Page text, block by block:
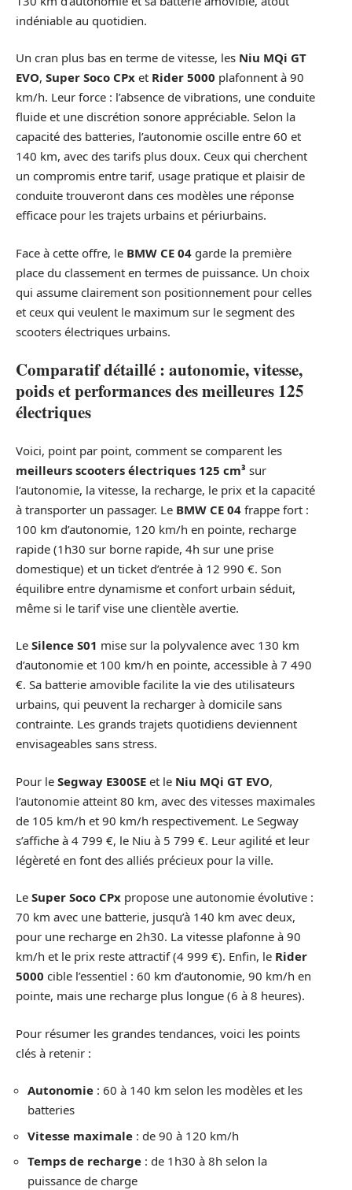
indéniable au quotidien.
Un cran plus bas en terme de vitesse, les Niu MQi GT
EVO, Super Soco CPx et Rider 5000 plafonnent à 90
km/h. Leur force : l’absence de vibrations, une conduite
fluide et une discrétion sonore appréciable. Selon la
capacité des batteries, l’autonomie oscille entre 60 et
140 km, avec des tarifs plus doux. Ceux qui cherchent
un compromis entre tarif, usage pratique et plaisir de
conduite trouveront dans ces modèles une réponse
efficace pour les trajets urbains et périurbains.
Face à cette offre, le BMW CE 04 garde la première
place du classement en termes de puissance. Un choix
qui assume clairement son positionnement pour celles
et ceux qui veulent le maximum sur le segment des
scooters électriques urbains.
Comparatif détaillé : autonomie, vitesse,
poids et performances des meilleures 125
électriques
Voici, point par point, comment se comparent les
meilleurs scooters électriques 125 cm³ sur
l’autonomie, la vitesse, la recharge, le prix et la capacité
à transporter un passager. Le BMW CE 04 frappe fort :
100 km d’autonomie, 120 km/h en pointe, recharge
rapide (1h30 sur borne rapide, 4h sur une prise
domestique) et un ticket d’entrée à 12 990 €. Son
équilibre entre dynamisme et confort urbain séduit,
même si le tarif vise une clientèle avertie.
Le Silence S01 mise sur la polyvalence avec 130 km
d’autonomie et 100 km/h en pointe, accessible à 7 490
€. Sa batterie amovible facilite la vie des utilisateurs
urbains, qui peuvent la recharger à domicile sans
contrainte. Les grands trajets quotidiens deviennent
envisageables sans stress.
Pour le Segway E300SE et le Niu MQi GT EVO,
l’autonomie atteint 80 km, avec des vitesses maximales
de 105 km/h et 90 km/h respectivement. Le Segway
s’affiche à 4 799 €, le Niu à 5 799 €. Leur agilité et leur
légèreté en font des alliés précieux pour la ville.
Le Super Soco CPx propose une autonomie évolutive :
70 km avec une batterie, jusqu’à 140 km avec deux,
pour une recharge en 2h30. La vitesse plafonne à 90
km/h et le prix reste attractif (4 999 €). Enfin, le Rider
5000 cible l’essentiel : 60 km d’autonomie, 90 km/h en
pointe, mais une recharge plus longue (6 à 8 heures).
Pour résumer les grandes tendances, voici les points
clés à retenir :
Autonomie : 60 à 140 km selon les modèles et les
batteries
Vitesse maximale : de 90 à 120 km/h
Temps de recharge : de 1h30 à 8h selon la
puissance de charge